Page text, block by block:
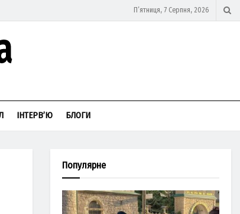
П’ятниця, 7 Серпня, 2026
ІНТЕРВ’Ю БЛОГИ
Популярне